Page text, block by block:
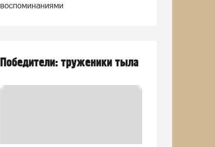
воспоминаниями
Победители: труженики тыла